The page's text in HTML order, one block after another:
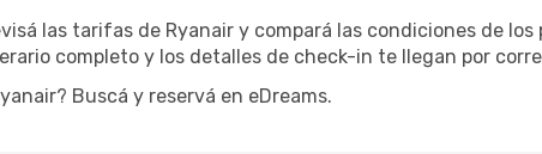
las tarifas de Ryanair y compará las condiciones de
completo y los detalles de check-in te llegan por
Buscá y reservá en eDreams.